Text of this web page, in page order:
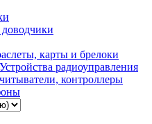
карты и брелоки
Устройства радиоуправления
контроллеры